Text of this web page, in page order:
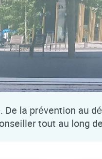
la prévention au
tout au long